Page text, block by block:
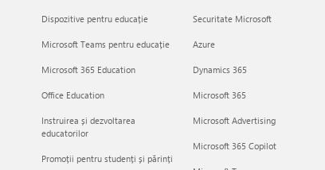
Dispozitive pentru educație
Microsoft Teams pentru educație
Microsoft 365 Education
Office Education
Instruirea și dezvoltarea
educatorilor
Promoții pentru studenți și părinți
Securitate Microsoft
Azure
Dynamics 365
Microsoft 365
Microsoft Advertising
Microsoft 365 Copilot